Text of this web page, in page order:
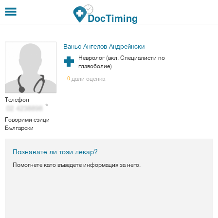
Премини към основното съдържание
DocTiming
Ваньо Ангелов Андрейнски
Невролог (вкл. Специалисти по
главоболие)
0 дали оценка
Телефон
Говорими езици
Български
Познавате ли този лекар?
Помогнете като въведете информация за него.